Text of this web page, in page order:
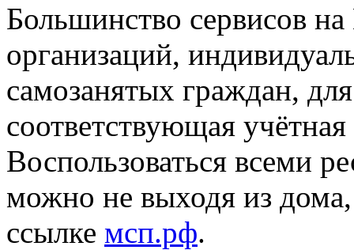
Большинство сервисов
организаций,
самозанятых граждан,
соответствующая
Воспользоваться всеми
можно не выходя из
ссылке мсп.рф.